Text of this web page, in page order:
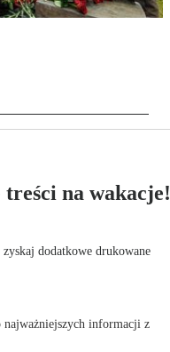
na wakacje!
dodatkowe drukowane
najważniejszych informacji z